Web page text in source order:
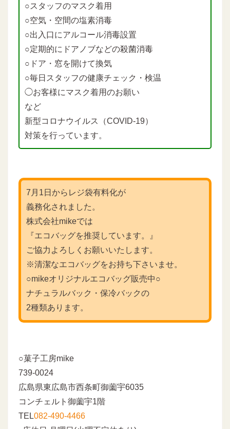
○スタッフのマスク着用
○空気・空間の塩素消毒
○出入口にアルコール消毒設置
○定期的にドアノブなどの殺菌消毒
○ドア・窓を開けて換気
○毎日スタッフの健康チェック・検温
◯お客様にマスク着用のお願い
など
新型コロナウイルス（COVID-19）
対策を行っています。
7月1日からレジ袋有料化が
義務化されました。
株式会社mikeでは
『エコバッグを推奨しています。』
ご協力よろしくお願いいたします。
※清潔なエコバッグをお持ち下さいませ。
○mikeオリジナルエコバッグ販売中○
ナチュラルバック・保冷バックの
2種類あります。
○菓子工房mike
739-0024
広島県東広島市西条町御薗宇6035
コンチェルト御薗宇1階
TEL082-490-4466